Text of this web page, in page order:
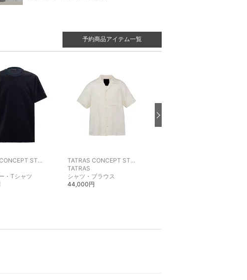
予約商品アイテム一覧
TATRAS CONCEPT STORE
・Tシャツ
TATRAS CONCEPT STORE
TATRAS
シャツ・ブラウス
44,000円